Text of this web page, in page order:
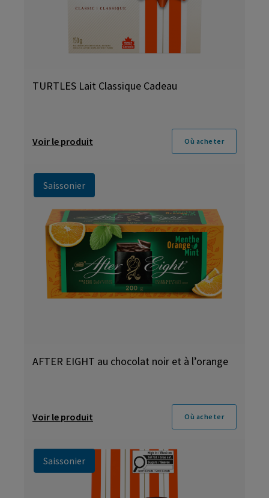
TURTLES Lait Classique Cadeau
Voir le produit Où acheter
Saissonier
AFTER EIGHT au chocolat noir et à l’orange
Voir le produit Où acheter
Saissonier